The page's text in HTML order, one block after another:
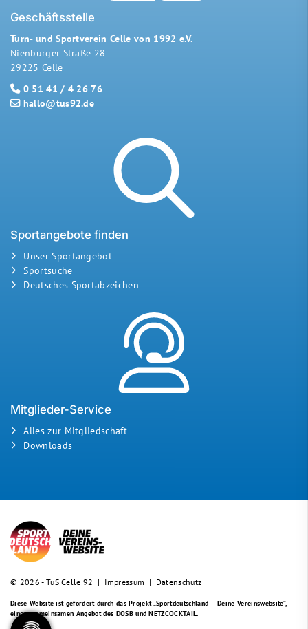
Geschäftsstelle
Turn- und Sportverein Celle von 1992 e.V.
Nienburger Straße 28
29225 Celle
0 51 41 / 4 26 76
hallo@tus92.de
Sportangebote finden
Unser Sportangebot
Sportsuche
Deutsches Sportabzeichen
Mitglieder-Service
Alles zur Mitgliedschaft
Downloads
© 2026 - TuS Celle 92 | Impressum | Datenschutz
Diese Website ist gefördert durch das Projekt„Sportdeutschland – Deine Vereinswebsite”,
einem gemeinsamen Angebot des DOSB und NETZCOCKTAIL.